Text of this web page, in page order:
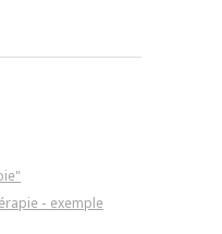
- exemple